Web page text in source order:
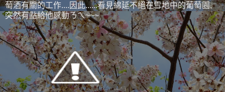
萄酒有關的工作....因此......看見綿延不絕在雪地中的葡萄園,
突然有點給他感動ㄋㄟ~~~